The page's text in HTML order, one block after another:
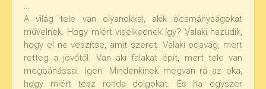
…
A világ tele van olyanokkal, akik ocsmányságokat
művelnek. Hogy miért viselkednek így? Valaki hazudik,
hogy el ne veszítse, amit szeret. Valaki odavág, mert
retteg a jövőtől. Van aki falakat épít, mert tele van
megbánással. Igen. Mindenkinek megvan rá az oka,
hogy miért tesz ronda dolgokat. És ha egyszer